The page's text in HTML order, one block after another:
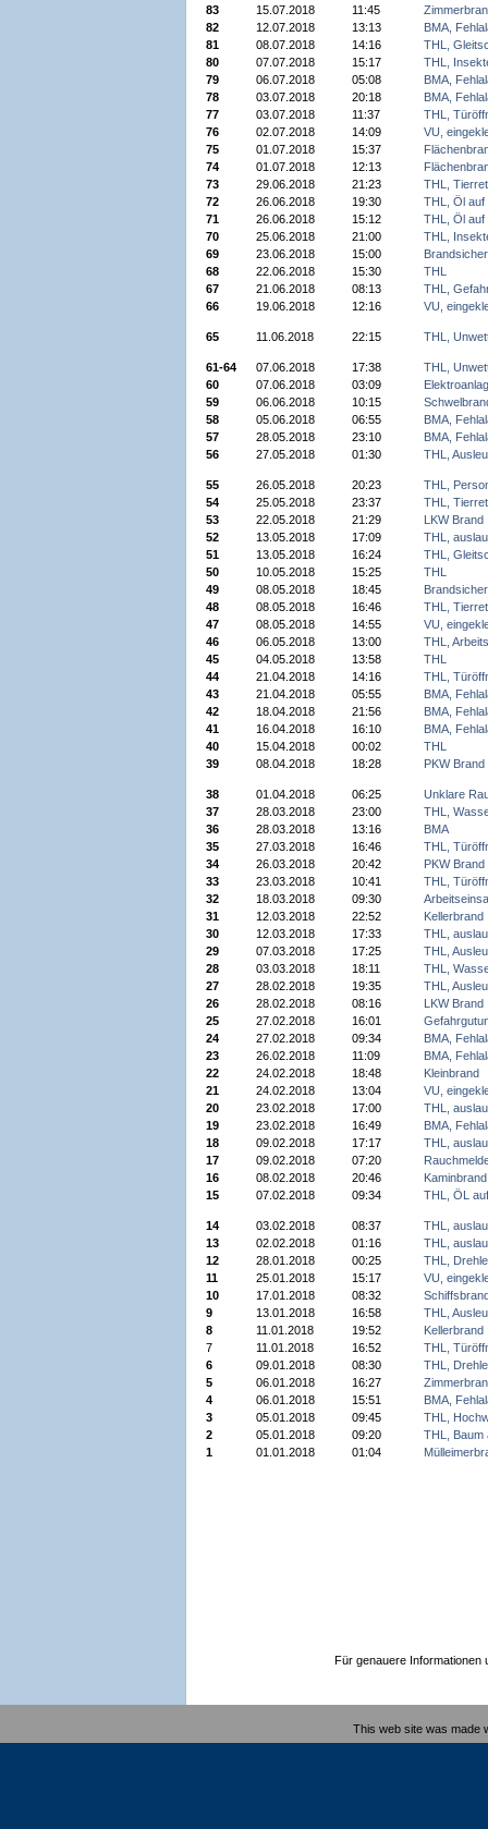
83
15.07.2018 11:45
82
12.07.2018 13:13
BMA,
81
08.07.2018 14:16
THL,
80
07.07.2018 15:17
THL,
79
06.07.2018 05:08
BMA,
78
03.07.2018 20:18
BMA,
77
03.07.2018 11:37
THL,
76
02.07.2018 14:09
VU,
75
01.07.2018 15:37
74
01.07.2018 12:13
73
29.06.2018 21:23
THL,
72
26.06.2018 19:30
THL, Öl
71
26.06.2018 15:12
THL, Öl
70
25.06.2018 21:00
THL,
69
23.06.2018 15:00
68
22.06.2018 15:30
THL
67
21.06.2018 08:13
THL,
66
19.06.2018 12:16 VU,
65 11.06.2018 22:15 THL,
61-64 07.06.2018 17:38
THL,
60
07.06.2018 03:09
59
06.06.2018 10:15
58
05.06.2018 06:55
BMA,
57
28.05.2018 23:10
BMA,
56
27.05.2018 01:30 THL,
55 26.05.2018 20:23
THL,
54
25.05.2018 23:37
THL,
53
22.05.2018 21:29
LKW Brand
52
13.05.2018 17:09
THL,
51
13.05.2018 16:24
THL,
50
10.05.2018 15:25
THL
49
08.05.2018 18:45
48
08.05.2018 16:46
THL,
47
08.05.2018 14:55
VU,
46
06.05.2018 13:00
THL,
45
04.05.2018 13:58
THL
44
21.04.2018 14:16
THL,
43
21.04.2018 05:55
BMA,
42
18.04.2018 21:56
BMA,
41
16.04.2018 16:10
BMA,
40
15.04.2018 00:02
THL
39
08.04.2018 18:28 PKW Brand
38 01.04.2018 06:25
Unklare
37
28.03.2018 23:00
THL,
36
28.03.2018 13:16
BMA
35
27.03.2018 16:46
THL,
34
26.03.2018 20:42
PKW Brand
33
23.03.2018 10:41
THL,
32
18.03.2018 09:30
31
12.03.2018 22:52
Kellerbrand
30
12.03.2018 17:33
THL,
29
07.03.2018 17:25
THL,
28
03.03.2018 18:11
THL,
27
28.02.2018 19:35
THL,
26
28.02.2018 08:16
LKW Brand
25
27.02.2018 16:01
24
27.02.2018 09:34
BMA,
23
26.02.2018 11:09
BMA,
22
24.02.2018 18:48
Kleinbrand
21
24.02.2018 13:04
VU,
20
23.02.2018 17:00
THL,
19
23.02.2018 16:49
BMA,
18
09.02.2018 17:17
THL,
17
09.02.2018 07:20
16
08.02.2018 20:46
Kaminbrand
15
07.02.2018 09:34 THL, ÖL
14 03.02.2018 08:37
THL,
13
02.02.2018 01:16
THL,
12
28.01.2018 00:25
THL,
11
25.01.2018 15:17
VU,
10
17.01.2018 08:32
9
13.01.2018 16:58
THL,
8
11.01.2018 19:52
Kellerbrand
7
11.01.2018 16:52
THL,
6
09.01.2018 08:30
THL,
5
06.01.2018 16:27
4
06.01.2018 15:51
BMA,
3
05.01.2018 09:45
THL,
2
05.01.2018 09:20
THL, Baum
1
01.01.2018 01:04
Für genauere Informationen
This web site was made